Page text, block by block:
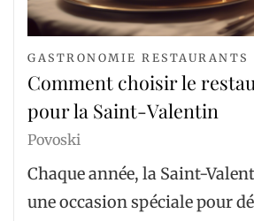
GASTRONOMIE RESTAURANTS
Comment choisir le
pour la Saint-Valentin
Povoski
Chaque année, la Saint-
une occasion spéciale pour